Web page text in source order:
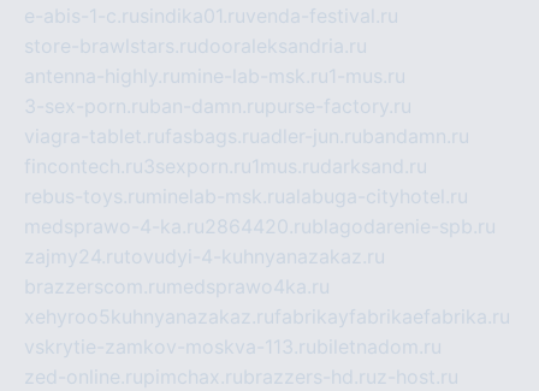
e-abis-1-c.rusindika01.ruvenda-festival.ru
store-brawlstars.rudooraleksandria.ru
antenna-highly.ru mine-lab-msk.ru1-mus.ru
3-sex-porn.ruban-damn.rupurse-factory.ru
viagra-tablet.rufasbags.ruadler-jun.rubandamn.ru
fincontech.ru3sexporn.ru1mus.rudarksand.ru
rebus-toys.ru minelab-msk.rualabuga-cityhotel.ru
medsprawo-4-ka.ru2864420.rublagodarenie-spb.ru
zajmy24.rutovudyi-4-kuhnyanazakaz.ru
brazzerscom.ru medsprawo4ka.ru
xehyroo5kuhnyanazakaz.rufabrikayfabrikaefabrika.ru
vskrytie-zamkov-moskva-113.rubiletnadom.ru
zed-online.rupimchax.rubrazzers-hd.ruz-host.ru